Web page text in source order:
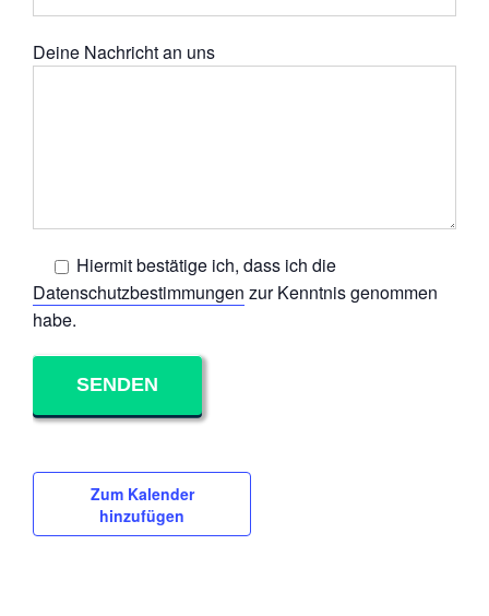
Deine Nachricht an uns
Hiermit bestätige ich, dass ich die
Datenschutzbestimmungen zur Kenntnis genommen
habe.
Zum Kalender
hinzufügen